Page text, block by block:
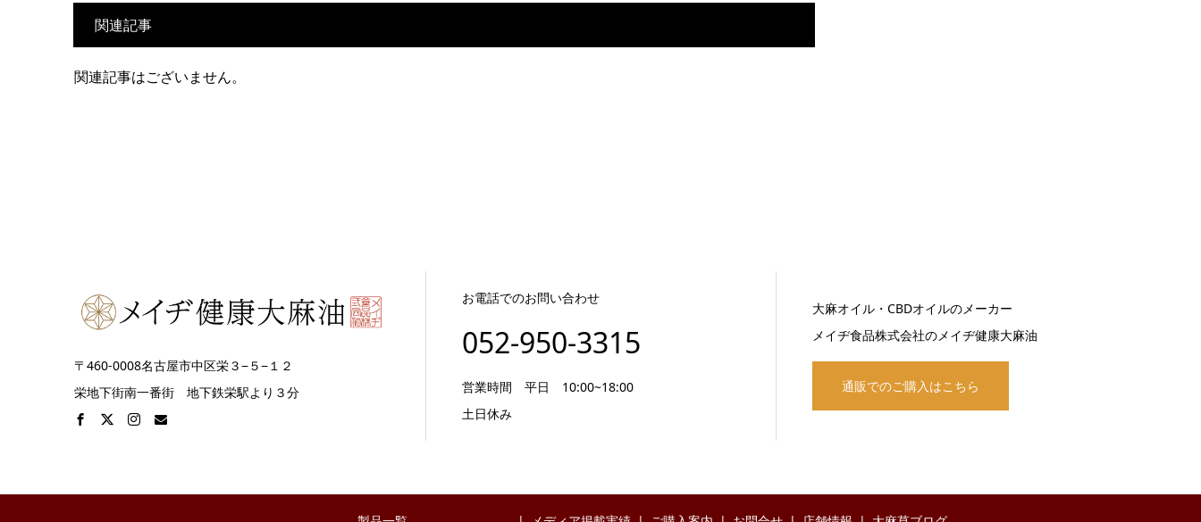
関連記事
関連記事はございません。
〒460-0008名古屋市中区栄３−５−１２
栄地下街南一番街 地下鉄栄駅より３分
お電話でのお問い合わせ
052-950-3315
営業時間 平日 10:00~18:00
土日休み
大麻オイル・CBDオイルのメーカー
メイヂ食品株式会社のメイヂ健康大麻油
通販でのご購入はこちら